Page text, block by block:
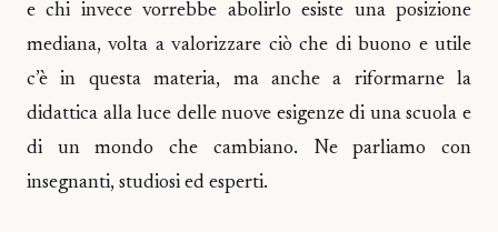
e chi invece vorrebbe abolirlo esiste una posizione
mediana, volta a valorizzare ciò che di buono e utile
c’è in questa materia, ma anche a riformarne la
didattica alla luce delle nuove esigenze di una scuola e
di un mondo che cambiano. Ne parliamo con
insegnanti, studiosi ed esperti.